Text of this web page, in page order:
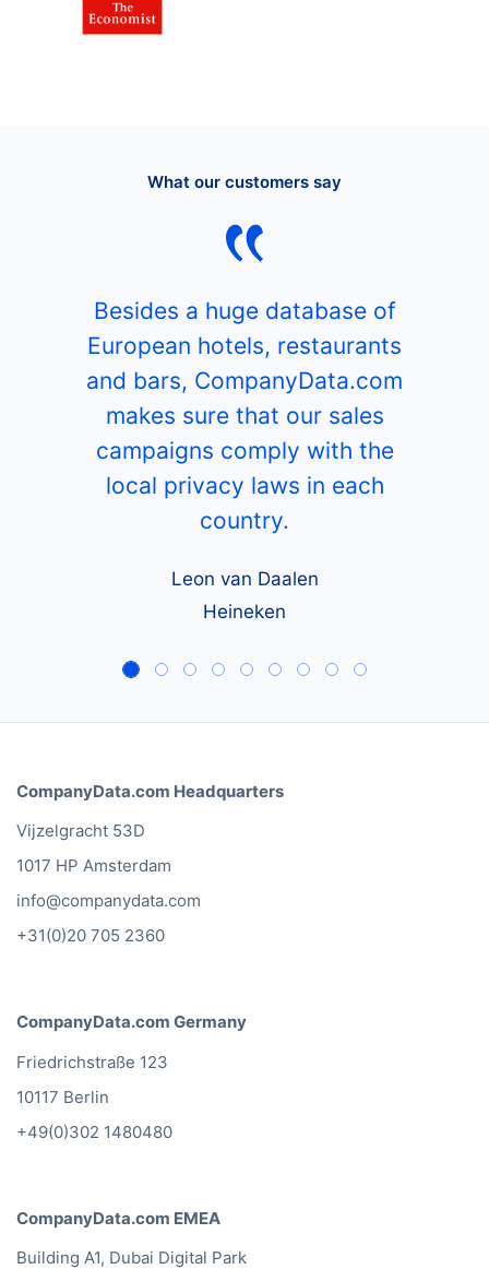
What our customers say
Besides a huge database of
European hotels, restaurants
and bars, CompanyData.com
makes sure that our sales
campaigns comply with the
local privacy laws in each
country.
Leon van Daalen
Heineken
CompanyData.com Headquarters
Vijzelgracht 53D
1017 HP Amsterdam
info@companydata.com
+31(0)20 705 2360
CompanyData.com Germany
Friedrichstraße 123
10117 Berlin
+49(0)302 1480480
CompanyData.com EMEA
Building A1, Dubai Digital Park